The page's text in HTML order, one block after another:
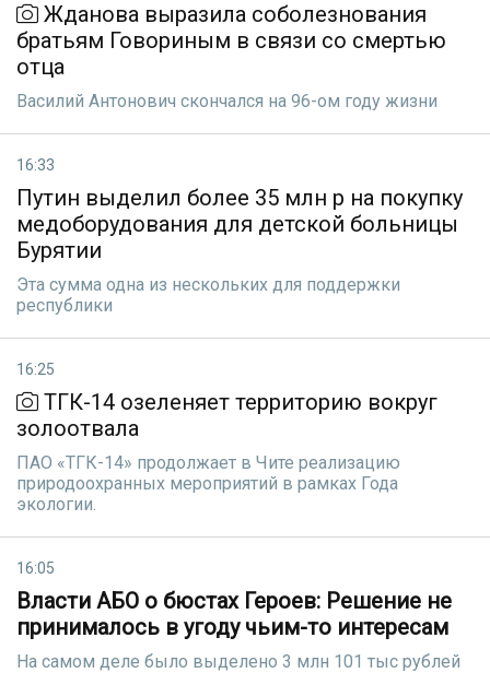
Жданова выразила соболезнования
братьям Говориным в связи со смертью
отца
Василий Антонович скончался на 96-ом году жизни
16:33
Путин выделил более 35 млн р на покупку
медоборудования для детской больницы
Бурятии
Эта сумма одна из нескольких для поддержки
республики
16:25
ТГК-14 озеленяет территорию вокруг
золоотвала
ПАО «ТГК-14» продолжает в Чите реализацию
природоохранных мероприятий в рамках Года
экологии.
16:05
Власти АБО о бюстах Героев: Решение не
принималось в угоду чьим-то интересам
На самом деле было выделено 3 млн 101 тыс рублей